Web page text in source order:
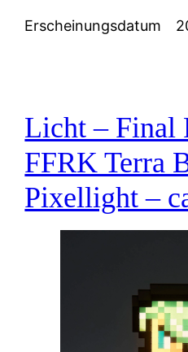
Erscheinungsdatum
Licht – Final
FFRK Terra
Pixellight –